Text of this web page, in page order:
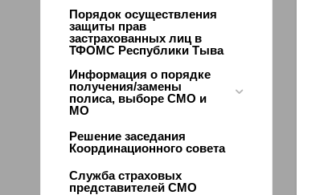
Порядок осуществления
защиты прав
застрахованных лиц в
ТФОМС Республики Тыва
Информация о порядке
получения/замены
полиса, выборе СМО и
МО
Решение заседания
Координационного совета
Служба страховых
представителей СМО